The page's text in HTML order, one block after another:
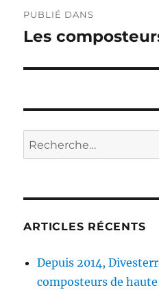
de
PUBLIÉ DANS
Les
Recherche
pour :
ARTICLES RÉCENTS
Depuis 2014,
composteurs de